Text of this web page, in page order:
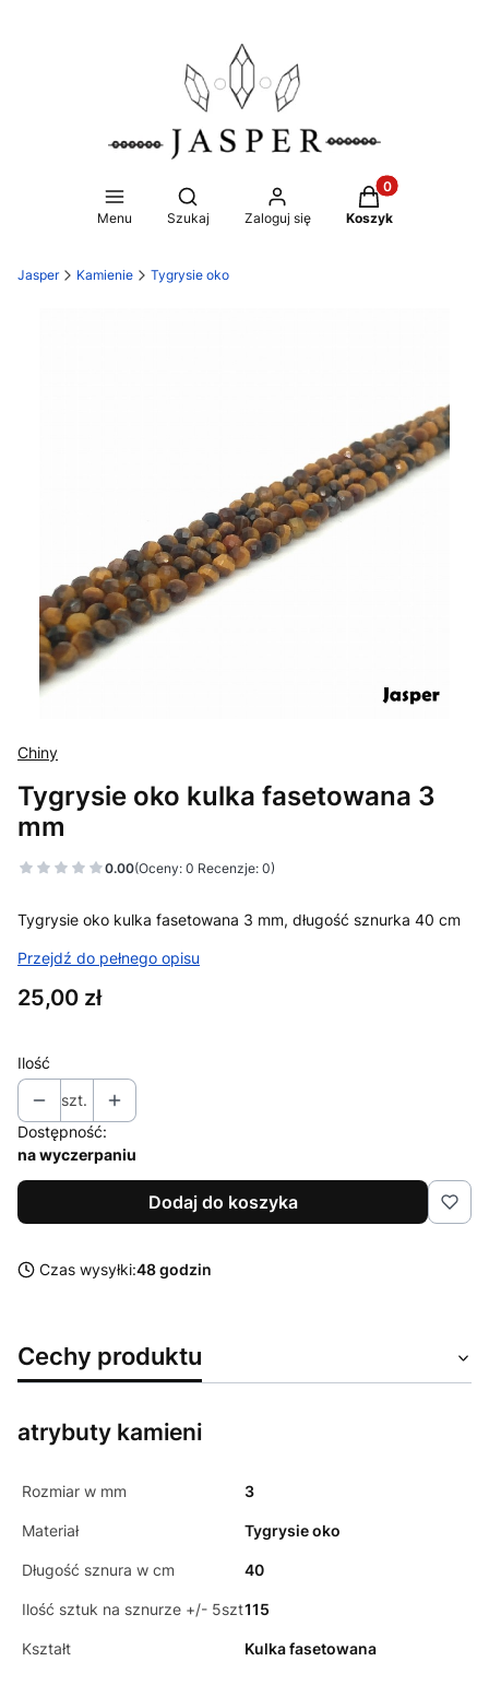
Menu
Otwórz wyszukiwarkę
Szukaj Zaloguj się
Produkty w
Koszyk
Jasper Kamienie Tygrysie oko
Chiny
Tygrysie oko kulka fasetowana 3
mm
0.00(Oceny: 0 Recenzje: 0)
Tygrysie oko kulka fasetowana 3 mm, długość sznurka 40 cm
Przejdź do pełnego opisu
Cena
25,00 zł
Ilość
szt.
Dostępność:
na wyczerpaniu
Dodaj do koszyka
Czas wysyłki:48 godzin
Cechy produktu
atrybuty kamieni
Rozmiar w mm 3
Materiał Tygrysie oko
Długość sznura w cm 40
Ilość sztuk na sznurze +/- 5szt115
Kształt Kulka fasetowana